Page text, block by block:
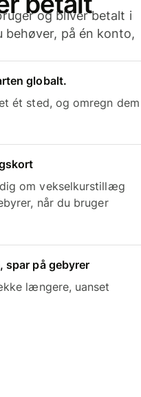
og bliver betalt i
behøver, på én konto,
globalt.
ét sted, og omregn dem
om vekselkurstillæg
når du bruger
spar på gebyrer
længere, uanset